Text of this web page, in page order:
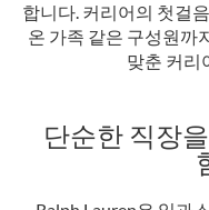
합니다. 커리어의 첫걸
온 가족 같은 구성원까
맞춘 커리
단순한 직장